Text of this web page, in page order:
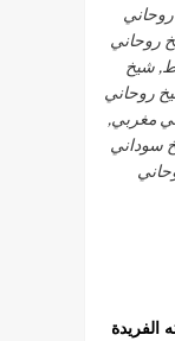
روحاني
شيخ
روحاني
مغربي,
سوداني
الفريدة